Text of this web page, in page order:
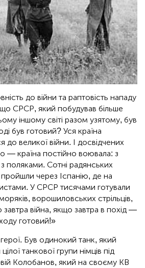
до війни та раптовість нападу
СРСР, який побудував більше
іншому світі разом узятому, був
був готовий? Уся країна
до великої війни. І досвідчених
— країна постійно воювала: з
поляками. Сотні радянських
пройшли через Іспанію, де на
У СРСР тисячами готували
моряків, ворошиловських стрільців,
війна, якщо завтра в похід —
готовий!»
Був одинокий танк, який
танкової групи німців під
Колобанов, який на своєму КВ